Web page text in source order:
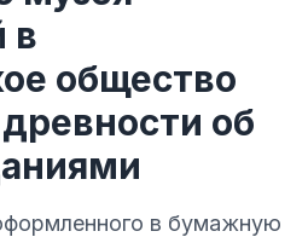
в
общество
об
в бумажную